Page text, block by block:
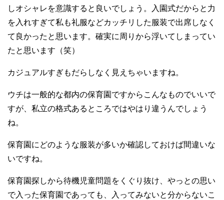
しオシャレを意識すると良いでしょう。入園式だからと力
を入れすぎて私も礼服などカッチリした服装で出席しなく
て良かったと思います。確実に周りから浮いてしまってい
たと思います（笑）
カジュアルすぎもだらしなく見えちゃいますね。
ウチは一般的な都内の保育園ですからこんなものでいいで
すが、私立の格式あるところではやはり違うんでしょう
ね。
保育園にどのような服装が多いか確認しておけば間違いな
いですね。
保育園探しから待機児童問題をくぐり抜け、やっとの思い
で入った保育園であっても、入ってみないと分からないこ